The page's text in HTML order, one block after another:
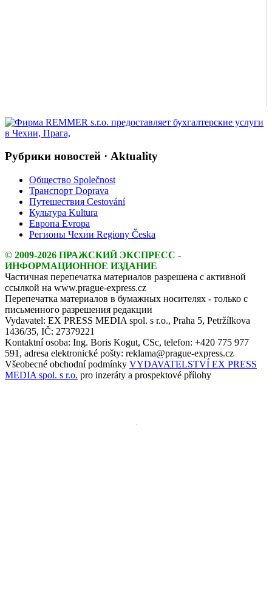
Рубрики новостей · Aktuality
Общество Společnost
Транспорт Doprava
Путешествия Cestování
Культура Kultura
Европа Evropa
Регионы Чехии Regiony Česka
© 2009-2026 ПРАЖСКИЙ ЭКСПРЕСС -
ИНФОРМАЦИОННОЕ ИЗДАНИЕ
Частичная перепечатка материалов разрешена с активной
ссылкой на www.prague-express.cz
Перепечатка материалов в бумажных носителях - только с
письменного разрешения редакции
Vydavatel: EX PRESS MEDIA spol. s r.o., Praha 5, Petržílkova
1436/35, IČ: 27379221
Kontaktní osoba: Ing. Boris Kogut, CSc, telefon: +420 775 977
591, adresa elektronické pošty: reklama@prague-express.cz
Všeobecné obchodní podmínky VYDAVATELSTVÍ EX PRESS
MEDIA spol. s r.o. pro inzeráty a prospektové přílohy